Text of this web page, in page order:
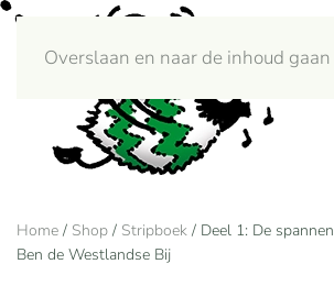
Overslaan en naar de inhoud gaan
Home / Shop / Stripboek / Deel 1: De
Ben de Westlandse Bij